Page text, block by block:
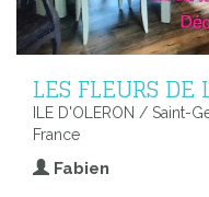
LES FLEURS DE
ILE D'OLERON / Saint-
France
Fabien